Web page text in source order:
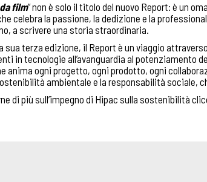
film” non è solo il titolo del nuovo Report: è un
celebra la passione, la dedizione e la
a scrivere una storia straordinaria.
sua terza edizione, il Report è un viaggio
in tecnologie all’avanguardia al potenziamento
anima ogni progetto, ogni prodotto, ogni
ambientale e la responsabilità sociale,
di più sull’impegno di Hipac sulla sostenibilità